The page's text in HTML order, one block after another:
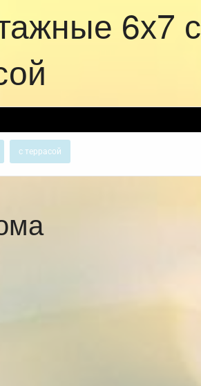
6х7 с
с террасой